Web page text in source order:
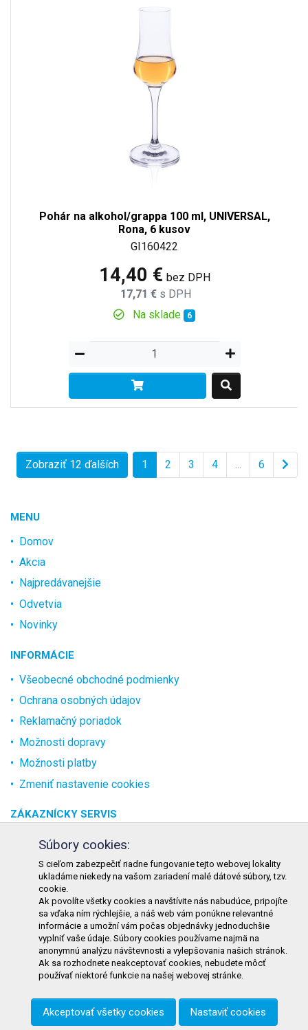
Pohár na alkohol/grappa 100 ml, UNIVERSAL,
Rona, 6 kusov
GI160422
14,40 € bez DPH
17,71 € s DPH
Na sklade 6
Zobraziť 12 ďalších 1 2 3 4 6
MENU
Domov
Akcia
Najpredávanejšie
Odvetvia
Novinky
INFORMÁCIE
Všeobecné obchodné podmienky
Ochrana osobných údajov
Reklamačný poriadok
Možnosti dopravy
Možnosti platby
Zmeniť nastavenie cookies
ZÁKAZNÍCKY SERVIS
O spoločnosti
Kontakt
Odstúpenie od zmluvy online
KONTAKT
TURON GASTRO s.r.o.
Starohorského 4328/3
031 01 Liptovský Mikuláš
Slovenská republika
Telefón:+421 911 585 730
Súbory cookies:
S cieľom zabezpečiť riadne fungovanie tejto webovej lokality
ukladáme niekedy na vašom zariadení malé dátové súbory, tzv.
cookie.
Ak povolíte všetky cookies a navštívite nás nabudúce, pripojíte
sa vďaka ním rýchlejšie, a náš web vám ponúkne relevantné
informácie a umožní vám počas objednávky jednoduchšie
vyplniť vaše údaje. Súbory cookies používame najmä na
anonymnú analýzu návštevnosti a vylepšovania našich stránok.
Ak sa rozhodnete neakceptovať cookies, nebudete môcť
používať niektoré funkcie na našej webovej stránke.
Akceptovať všetky cookies Nastaviť cookies